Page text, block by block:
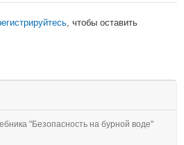
, чтобы оставить
"Безопасность на бурной воде"